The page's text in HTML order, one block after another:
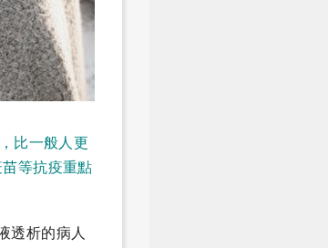
比一般人更
等抗疫重點
透析的病人